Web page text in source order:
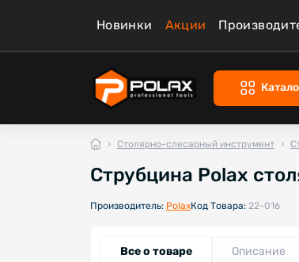
Новинки Акции
Столярно-слесарный инструмент
Струбцина Polax
Производитель: PolaxКод Товара: 22-016
Все о товаре Описание